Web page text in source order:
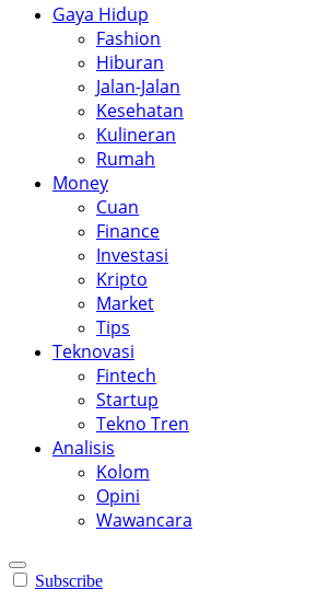
Gaya Hidup
Fashion
Hiburan
Jalan-Jalan
Kesehatan
Kulineran
Rumah
Money
Cuan
Finance
Investasi
Kripto
Market
Tips
Teknovasi
Fintech
Startup
Tekno Tren
Analisis
Kolom
Opini
Wawancara
Subscribe